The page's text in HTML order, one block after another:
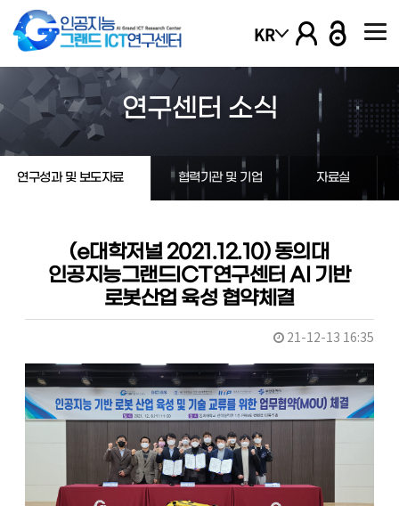
본문 바로가기
KR
열기
열기
열기
연구센터 소식
연구성과 및 보도자료 협력기관 및 기업 자료실
(e대학저널 2021.12.10) 동의대
인공지능그랜드ICT연구센터 AI 기반
로봇산업 육성 협약체결
21-12-13 16:35